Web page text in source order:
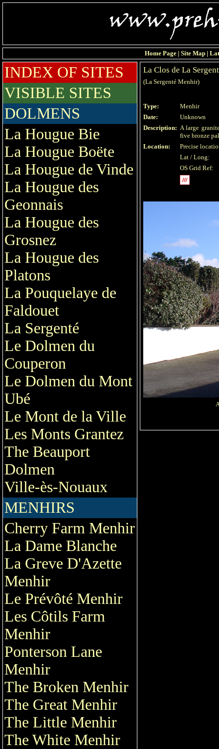
Home Page | Site Map |
INDEX OF SITES
VISIBLE SITES
DOLMENS
La Hougue Bie
La Hougue Boëte
La Hougue de Vinde
La Hougue des
Geonnais
La Hougue des
Grosnez
La Hougue des
Platons
La Pouquelaye de
Faldouet
La Sergenté
Le Dolmen du
Couperon
Le Dolmen du Mont
Ubé
Le Mont de la Ville
Les Monts Grantez
The Beauport
Dolmen
Ville-ès-Nouaux
MENHIRS
Cherry Farm Menhir
La Dame Blanche
La Greve D'Azette
Menhir
Le Prévôté Menhir
Les Côtils Farm
Menhir
Ponterson Lane
Menhir
The Broken Menhir
The Great Menhir
The Little Menhir
The White Menhir
La Clos de La
(La Sergenté Menhir)
Type:
Menhir
Date:
Unknown
Description: A large
five bronze
Location:
Precise
Lat / Long:
OS Grid Ref: